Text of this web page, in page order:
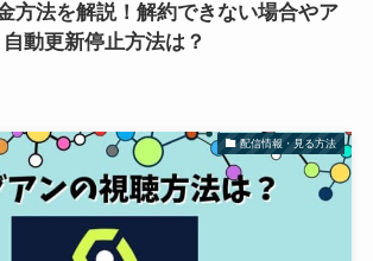
方法を解説！解約できない場合やア
動更新停止方法は？
配信情報・見る方法